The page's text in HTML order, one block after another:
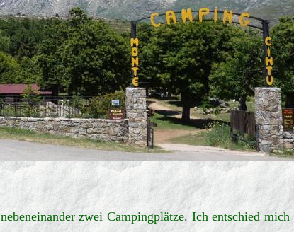
zwei Campingplätze. Ich entschied